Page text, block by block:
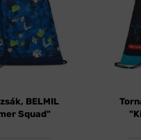
BELMIL
Squad"